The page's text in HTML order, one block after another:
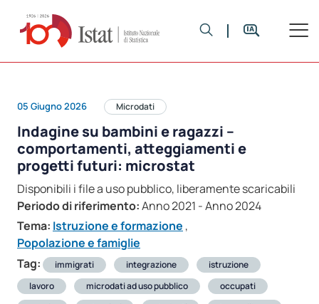
05 Giugno 2026 Microdati
Indagine su bambini e ragazzi –
comportamenti, atteggiamenti e
progetti futuri: microstat
Disponibili i file a uso pubblico, liberamente scaricabili
Periodo di riferimento:Anno 2021 - Anno 2024
Tema: Istruzione e formazione ,
Popolazione e famiglie
Tag:
immigrati integrazione
istruzione
lavoro
microdati ad uso pubblico
occupati